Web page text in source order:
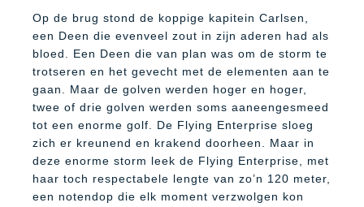
Op de brug stond de koppige kapitein Carlsen,
een Deen die evenveel zout in zijn aderen had als
bloed. Een Deen die van plan was om de storm te
trotseren en het gevecht met de elementen aan te
gaan. Maar de golven werden hoger en hoger,
twee of drie golven werden soms aaneengesmeed
tot een enorme golf. De Flying Enterprise sloeg
zich er kreunend en krakend doorheen. Maar in
deze enorme storm leek de Flying Enterprise, met
haar toch respectabele lengte van zo’n 120 meter,
een notendop die elk moment verzwolgen kon